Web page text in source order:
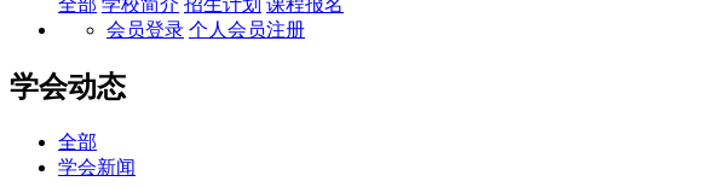
全部 学校简介 招生计划 课程报名
会员登录 个人会员注册
学会动态
全部
学会新闻